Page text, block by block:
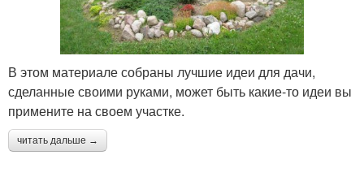
В этом материале собраны лучшие идеи для дачи,
сделанные своими руками, может быть какие-то идеи вы
примените на своем участке.
читать дальше →